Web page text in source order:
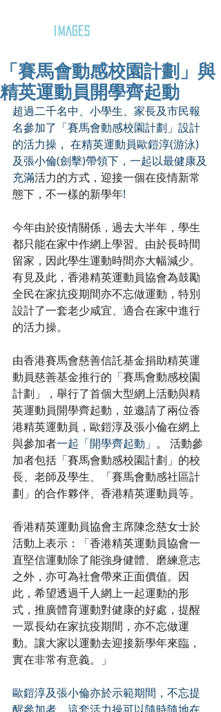
IMAGES
「賽馬會動感校園計劃」與
精英運動員開學齊起動
超過二千名中、小學生、家長及市民報
名參加了「賽馬會動感校園計劃」設計
的活力操， 在精英運動員歐鎧淳(游泳)
及張小倫(劍擊)帶領下，一起以最健康及
充滿活力的方式，迎接一個在疫情新常
態下，不一樣的新學年!
今年由於疫情關係，過去大半年，學生
都只能在家中作網上學習。由於長時間
留家，因此學生運動時間亦大幅減少。
有見及此，香港精英運動員協會為鼓勵
全民在家抗疫期間亦不忘做運動，特別
設計了一套老少咸宜、適合在家中進行
的活力操。
由香港賽馬會慈善信託基金捐助精英運
動員慈善基金推行的「賽馬會動感校園
計劃」，舉行了首個大型網上活動與精
英運動員開學齊起動，並邀請了兩位香
港精英運動員，歐鎧淳及張小倫在網上
與參加者一起「開學齊起動」 。
活動參
加者包括「賽馬會動感校園計劃」的校
長、老師及學生、「賽馬會動感社區計
劃」的合作夥伴、香港精英運動員等。
香港精英運動員協會主席陳念慈女士於
活動上表示：「香港精英運動員協會一
直堅信運動除了能強身健體、磨練意志
之外，亦可為社會帶來正面價值。因
此，希望透過千人網上一起運動的形
式，推廣體育運動對健康的好處，提醒
一眾長幼在家抗疫期間，亦不忘做運
動。讓大家以運動去迎接新學年來臨，
實在非常有意義。」
歐鎧淳及張小倫亦於示範期間，不忘提